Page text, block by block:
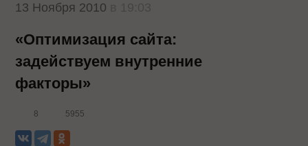
13 Ноября 2010
«Оптимизация сайта:
задействуем внутренние
факторы»
8 5955